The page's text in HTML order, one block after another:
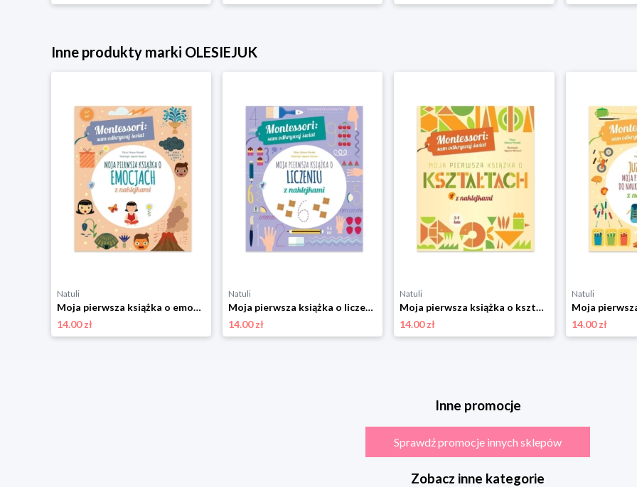
Inne produkty marki OLESIEJUK
Natuli
Moja pierwsza książka o emocjach. Montessori: sam odkrywaj świat Olesiejuk
14.00 zł
Natuli
Moja pierwsza książka o liczeniu. Montessori: sam odkrywaj świat Olesiejuk
14.00 zł
Natuli
Moja pierwsza książka o kształtach. Montessori: sam odkrywaj świat Olesiejuk
14.00 zł
Natuli
14.00 zł
Inne promocje
Sprawdź promocje innych sklepów
Zobacz inne kategorie